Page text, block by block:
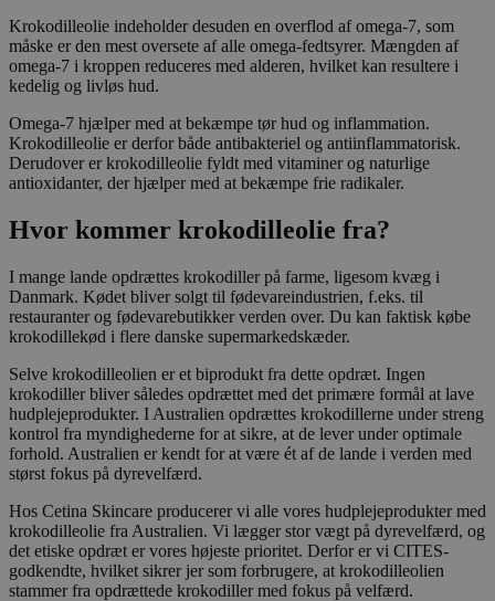
Krokodilleolie indeholder desuden en overflod af omega-7, som
måske er den mest oversete af alle omega-fedtsyrer. Mængden af
omega-7 i kroppen reduceres med alderen, hvilket kan resultere i
kedelig og livløs hud.
Omega-7 hjælper med at bekæmpe tør hud og inflammation.
Krokodilleolie er derfor både antibakteriel og antiinflammatorisk.
Derudover er krokodilleolie fyldt med vitaminer og naturlige
antioxidanter, der hjælper med at bekæmpe frie radikaler.
Hvor kommer krokodilleolie fra?
I mange lande opdrættes krokodiller på farme, ligesom kvæg i
Danmark. Kødet bliver solgt til fødevareindustrien, f.eks. til
restauranter og fødevarebutikker verden over. Du kan faktisk købe
krokodillekød i flere danske supermarkedskæder.
Selve krokodilleolien er et biprodukt fra dette opdræt. Ingen
krokodiller bliver således opdrættet med det primære formål at lave
hudplejeprodukter. I Australien opdrættes krokodillerne under streng
kontrol fra myndighederne for at sikre, at de lever under optimale
forhold. Australien er kendt for at være ét af de lande i verden med
størst fokus på dyrevelfærd.
Hos Cetina Skincare producerer vi alle vores hudplejeprodukter med
krokodilleolie fra Australien. Vi lægger stor vægt på dyrevelfærd, og
det etiske opdræt er vores højeste prioritet. Derfor er vi CITES-
godkendte, hvilket sikrer jer som forbrugere, at krokodilleolien
stammer fra opdrættede krokodiller med fokus på velfærd.